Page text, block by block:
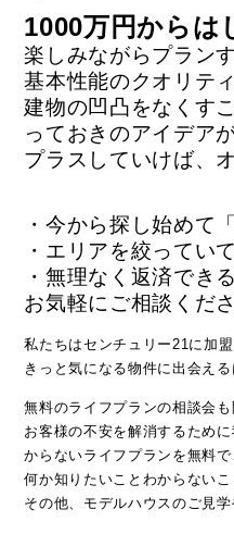
1000万円からは
楽しみながらプラン
基本性能のクオリテ
建物の凹凸をなくす
っておきのアイデア
プラスしていけば、
・今から探し始めて
・エリアを絞ってい
・無理なく返済でき
お気軽にご相談くだ
私たちはセンチュリー21に加
きっと気になる物件に出会える
無料のライフプランの相談会も
お客様の不安を解消するため
からないライフプランを無料で
何か知りたいことわからない
その他、モデルハウスのご見